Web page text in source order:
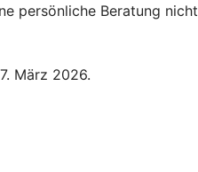
persönliche Beratung nicht
März 2026.